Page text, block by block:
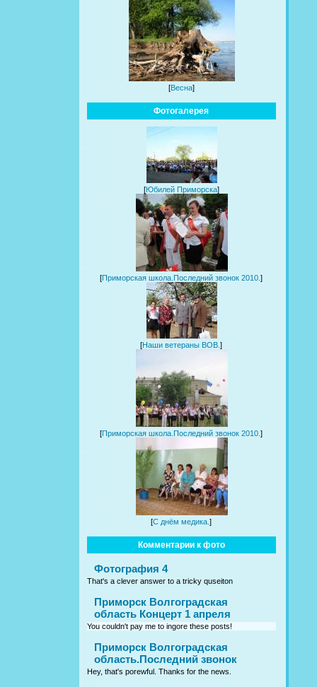
[Весна]
Фотогалерея
[Юбилей Приморска]
[Приморская школа.Последний звонок 2010.]
[Наши ветераны ВОВ.]
[Приморская школа.Последний звонок 2010.]
[С днём медика.]
Комментарии к фото
Фотография 4
That's a clever answer to a tricky quseiton
Приморск Волгоградская
область Концерт 1 апреля
You couldn't pay me to ingore these posts!
Приморск Волгоградская
область.Последний звонок
Hey, that's porewful. Thanks for the news.